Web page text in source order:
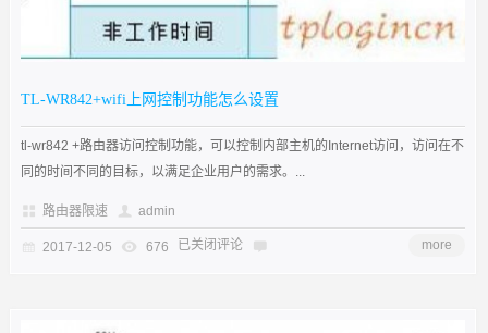
TL-WR842+wifi上网控制功能怎么设置
tl-wr842 +路由器访问控制功能，可以控制内部主机的Internet访问，访问在不
同的时间不同的目标，以满足企业用户的需求。...
路由器限速 admin
2017-12-05 676 已关闭评论 more